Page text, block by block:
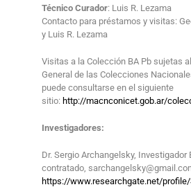
Técnico Curador: Luis R. Lezama
Contacto para préstamos y visitas:
y Luis R. Lezama
Visitas a la Colección BA Pb sujetas
General de las Colecciones
puede consultarse en el siguiente
sitio: http://macnconicet.gob.ar/
Investigadores:
Dr. Sergio Archangelsky, Investigador
contratado,
https://www.researchgate.net/